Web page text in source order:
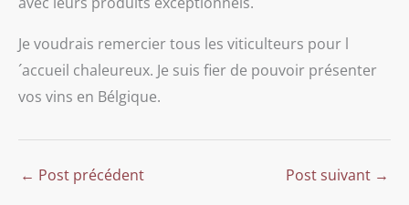
Je voudrais remercier tous les viticulteurs pour l
´accueil chaleureux. Je suis fier de pouvoir présenter
vos vins en Bélgique.
← Post précédent Post suivant →